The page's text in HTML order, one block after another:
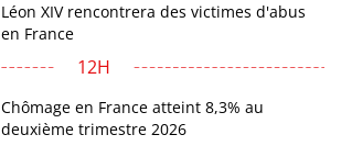
Léon XIV rencontrera des victimes d'abus
en France
12H
Chômage en France atteint 8,3% au
deuxième trimestre 2026